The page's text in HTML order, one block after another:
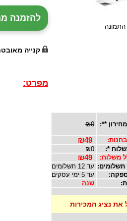
**:
₪0
*:
משלוח:
עד 12 תשלומים
עד 5 ימי עסקים
שנה
את נציג המכירות
להזמנה
קנייה
מפרט: